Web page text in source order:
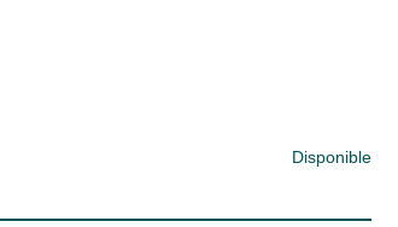
Disponible